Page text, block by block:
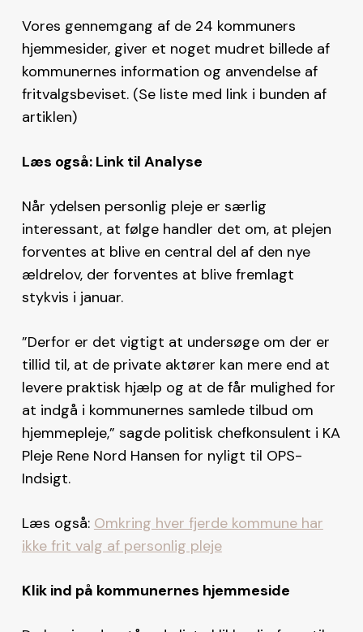
Vores gennemgang af de 24 kommuners
hjemmesider, giver et noget mudret billede af
kommunernes information og anvendelse af
fritvalgsbeviset. (Se liste med link i bunden af
artiklen)
Læs også: Link til Analyse
Når ydelsen personlig pleje er særlig
interessant, at følge handler det om, at plejen
forventes at blive en central del af den nye
ældrelov, der forventes at blive fremlagt
stykvis i januar.
”Derfor er det vigtigt at undersøge om der er
tillid til, at de private aktører kan mere end at
levere praktisk hjælp og at de får mulighed for
at indgå i kommunernes samlede tilbud om
hjemmepleje,” sagde politisk chefkonsulent i KA
Pleje Rene Nord Hansen for nyligt til OPS-
Indsigt.
Læs også: Omkring hver fjerde kommune har
ikke frit valg af personlig pleje
Klik ind på kommunernes hjemmeside